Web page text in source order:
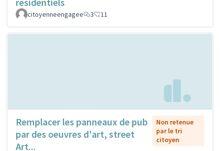
citoyenneengagee 3 11
Remplacer les panneaux de pub
par des oeuvres d'art, street
Art...
Non retenue
par le tri
citoyen